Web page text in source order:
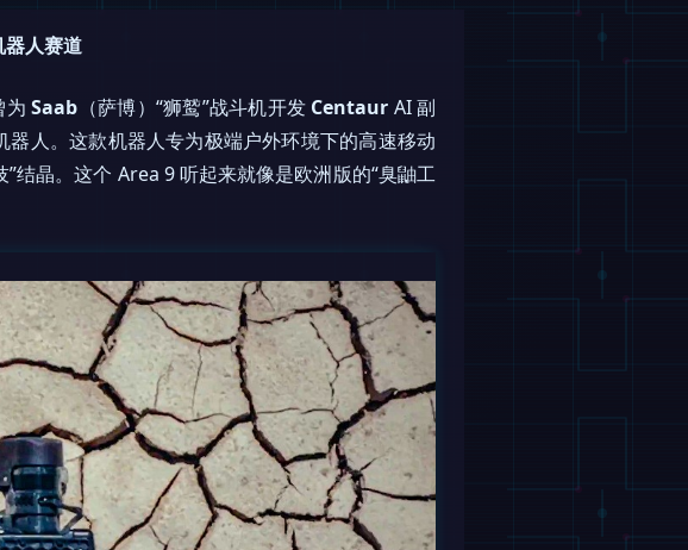
人赛道
为Saab （萨博）“狮鹫”战斗机开发 Centaur AI 副
器人。这款机器人专为极端户外环境下的高速移动
结晶。这个 Area 9 听起来就像是欧洲版的“臭鼬工